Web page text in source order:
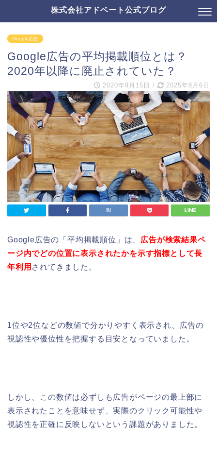
株式会社アドベート公式ブログ
Google広告
Google広告の平均掲載順位とは？
2020年以降に廃止されていた？
2020年9月15日 / 2025年8月6日
Google広告の「平均掲載順位」は、 広告が検索結果ペ
ージ内でどの位置に表示されたかを示す指標として長
年利用 されてきました。
1位や2位などの数値で分かりやすく表示され、広告の
視認性や優位性を把握する目安となっていました。
しかし、この数値は必ずしも広告がページの最上部に
表示されたことを意味せず、実際のクリック可能性や
視認性を正確に反映しないという課題がありました。